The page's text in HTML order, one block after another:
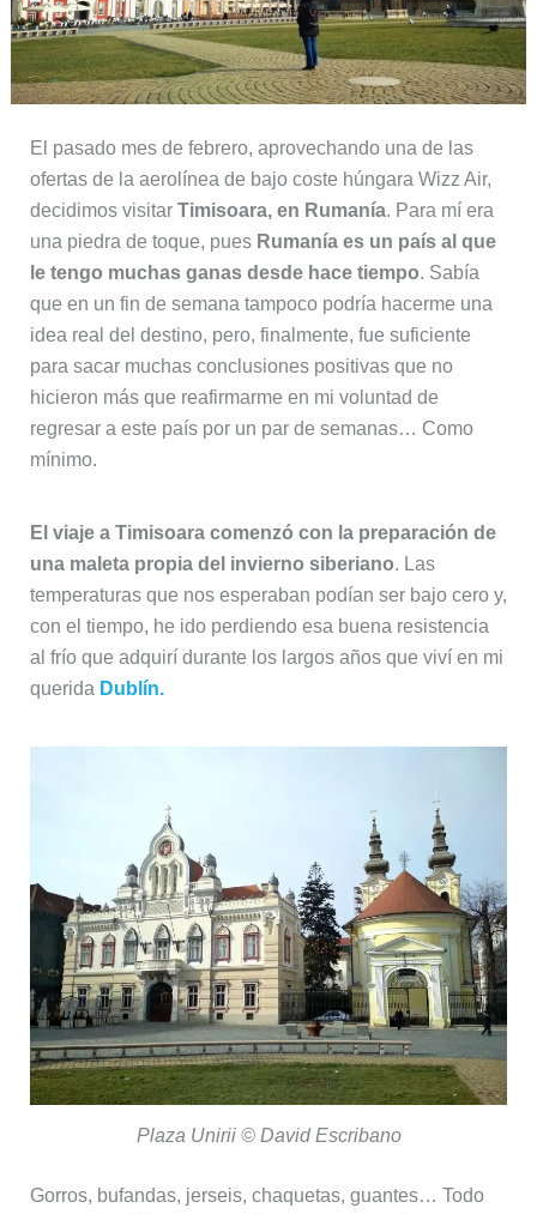
El pasado mes de febrero, aprovechando una de las
ofertas de la aerolínea de bajo coste húngara Wizz Air,
decidimos visitar Timisoara, en Rumanía. Para mí era
una piedra de toque, pues Rumanía es un país al que
le tengo muchas ganas desde hace tiempo. Sabía
que en un fin de semana tampoco podría hacerme una
idea real del destino, pero, finalmente, fue suficiente
para sacar muchas conclusiones positivas que no
hicieron más que reafirmarme en mi voluntad de
regresar a este país por un par de semanas… Como
mínimo.
El viaje a Timisoara comenzó con la preparación de
una maleta propia del invierno siberiano. Las
temperaturas que nos esperaban podían ser bajo cero y,
con el tiempo, he ido perdiendo esa buena resistencia
al frío que adquirí durante los largos años que viví en mi
querida Dublín.
Plaza Unirii © David Escribano
Gorros, bufandas, jerseis, chaquetas, guantes… Todo